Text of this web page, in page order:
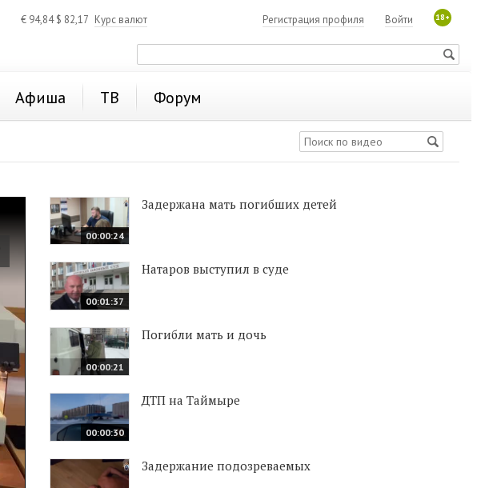
€ 94,84$ 82,17 Курс валют 18+
Войти
Регистрация профиля
Афиша ТВ Форум
00:00:24
Задержана мать погибших детей
00:01:37
Натаров выступил в суде
00:00:21
Погибли мать и дочь
00:00:30
ДТП на Таймыре
Задержание подозреваемых